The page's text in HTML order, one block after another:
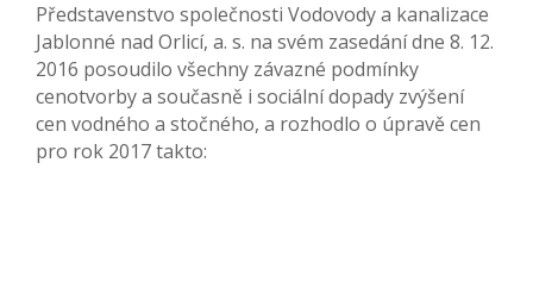
Představenstvo společnosti Vodovody a kanalizace
Jablonné nad Orlicí, a. s. na svém zasedání dne 8. 12.
2016 posoudilo všechny závazné podmínky
cenotvorby a současně i sociální dopady zvýšení
cen vodného a stočného, a rozhodlo o úpravě cen
pro rok 2017 takto: